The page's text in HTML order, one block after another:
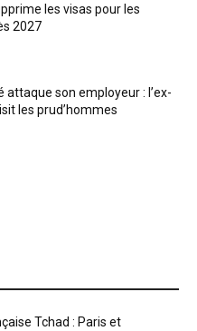
les visas pour les
2027
attaque son employeur : l’ex-
les prud’hommes
Tchad : Paris et